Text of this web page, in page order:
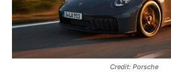
Credit: Porsche